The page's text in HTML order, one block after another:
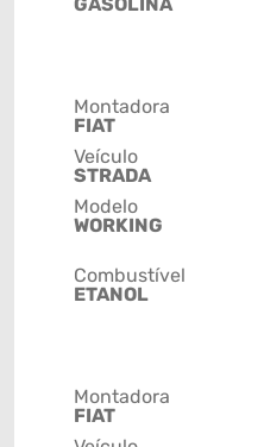
GASOLINA
Montadora
FIAT
Veículo
STRADA
Modelo
WORKING
Combustível
ETANOL
Montadora
FIAT